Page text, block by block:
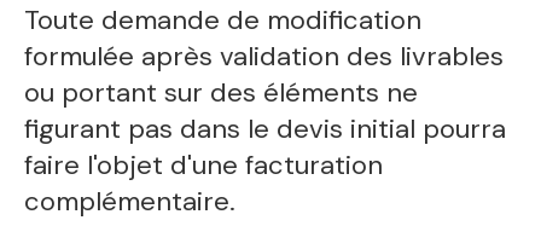
Toute demande de modification
formulée après validation des livrables
ou portant sur des éléments ne
figurant pas dans le devis initial pourra
faire l'objet d'une facturation
complémentaire.